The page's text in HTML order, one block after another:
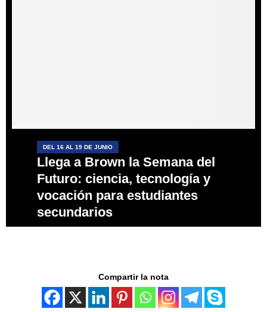
DEL 16 AL 19 DE JUNIO
Llega a Brown la Semana del
Futuro: ciencia, tecnología y
vocación para estudiantes
secundarios
Compartir la nota